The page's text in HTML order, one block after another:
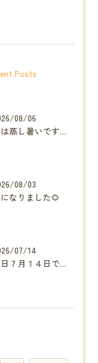
Posts
08/06
今日は蒸し暑いですね🥵ありがたい事に今年の草加市は
08/03
になりました🌻
07/14
㊗️本日７月１４日で当院は開院１８周年となりました🎉